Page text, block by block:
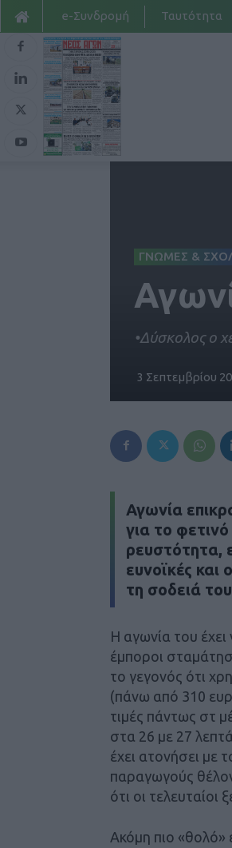
e-Συνδρομή Ταυτότητα
ΓΝΩΜΕΣ &
•Δύσκολος ο
3 Σεπτεμβρίου
Αγωνία
για το
ρευστότητα,
ευνοϊκές
τη σοδειά
Η αγωνία του έχει
έμποροι
το γεγονός ότι
(πάνω από 310
τιμές πάντως στ
στα 26 με 27
έχει ατονήσει με
παραγωγούς
ότι οι
Ακόμη πιο «θολό»